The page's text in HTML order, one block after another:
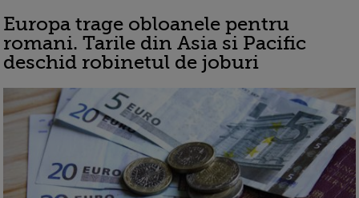
Europa trage obloanele pentru
romani. Tarile din Asia si Pacific
deschid robinetul de joburi